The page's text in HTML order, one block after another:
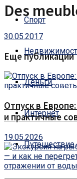
Спорт
Деньги
Интернет
Путешествие
Des
30.05.2017
Еще публикации
Отпуск в
и практичные
19.05.2026